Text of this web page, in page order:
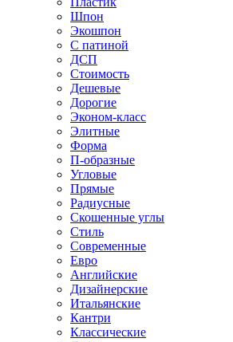
Шпон
Экошпон
С патиной
ДСП
Стоимость
Дешевые
Дорогие
Эконом-класс
Элитные
Форма
П-образные
Угловые
Прямые
Радиусные
Скошенные углы
Стиль
Современные
Евро
Английские
Дизайнерские
Итальянские
Кантри
Классические